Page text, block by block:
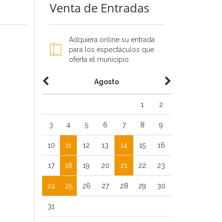
Venta de Entradas
Adquiera online su entrada
para los espectáculos que
oferta el municipio
Agosto
1 2
3 4 5 6 7 8 9
10 11 12 13 14 15 16
17 18 19 20 21 22 23
24 25 26 27 28 29 30
31